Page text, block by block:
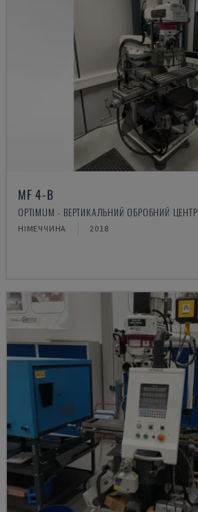
MF 4-B
OPTIMUM - ВЕРТИКАЛЬНИЙ ОБРОБНИЙ ЦЕНТР
НІМЕЧЧИНА 2018